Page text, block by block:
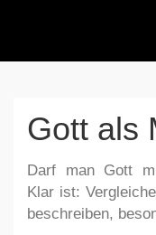
Gott als
Darf man Gott
Klar ist:
beschreiben,